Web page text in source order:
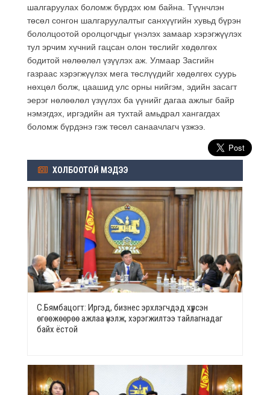
шалгаруулах боломж бүрдэх юм байна. Түүнчлэн
төсөл сонгон шалгаруулалтыг санхүүгийн хувьд бүрэн
бололцоотой оролцогчдыг үнэлэх замаар хэрэгжүүлэх
тул эрчим хүчний гацсан олон төслийг хөдөлгөх
бодитой нөлөөлөл үзүүлэх аж. Улмаар Засгийн
газраас хэрэгжүүлэх мега төслүүдийг хөдөлгөх суурь
нөхцөл болж, цаашид улс орны нийгэм, эдийн засагт
эерэг нөлөөлөл үзүүлэх ба үүнийг дагаа ажлыг байр
нэмэгдэх, иргэдийн ая тухтай амьдрал хангагдах
боломж бүрдэнэ гэж төсөл санаачлагч үзжээ.
ХОЛБООТОЙ МЭДЭЭ
С.Бямбацогт: Иргэд, бизнес эрхлэгчдэд хүрсэн
өгөөжөөрөө ажлаа үнэлж, хэрэгжилтээ тайлагнадаг
байх ёстой